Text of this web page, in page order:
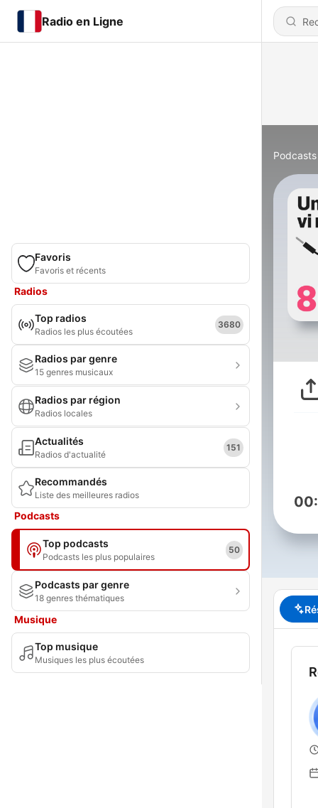
Radio en Ligne
Favoris
Favoris et récents
Radios
Top radios
Radios les plus écoutées
3680
Radios par genre
15 genres musicaux
Radios par région
Radios locales
Actualités
Radios d'actualité
151
Recommandés
Liste des meilleures radios
Podcasts
Top podcasts
Podcasts les plus populaires
50
Podcasts par genre
18 genres thématiques
Musique
Top musique
Musiques les plus écoutées
Podcasts